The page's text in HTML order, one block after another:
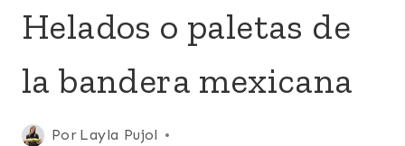
|
HELADOS
PALETAS
Helados o paletas de
la bandera mexicana
Por Layla Pujol
Publicada